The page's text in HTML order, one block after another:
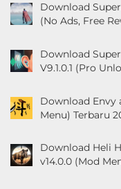
Download
(No Ads, Free
Download
V9.1.0.1 (Pro
Download Envy
Menu) Terbaru
Download Heli
v14.0.0 (Mod